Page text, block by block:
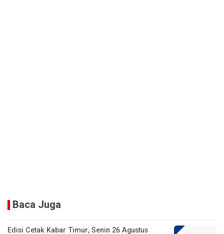
Baca Juga
Edisi Cetak Kabar Timur, Senin 26 Agustus